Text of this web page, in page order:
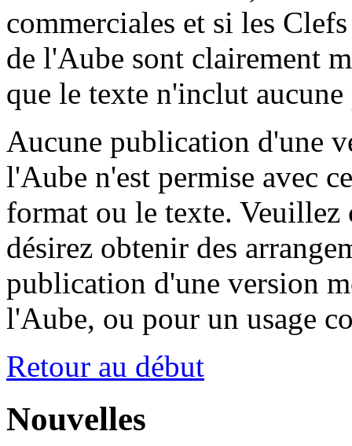
commerciales et si les
de l'Aube sont clairement
que le texte n'inclut
Aucune publication d'une
l'Aube n'est permise avec
format ou le texte. Veuillez
désirez obtenir des
publication d'une version
l'Aube, ou pour un usage
Retour au début
Nouvelles